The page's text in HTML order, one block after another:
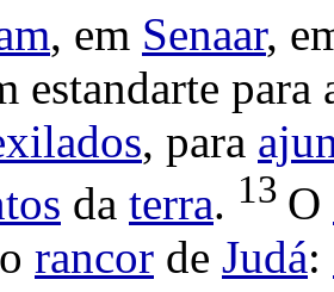
, em Senaar,
estandarte para
, para
da terra. 13 O
o rancor de Judá: